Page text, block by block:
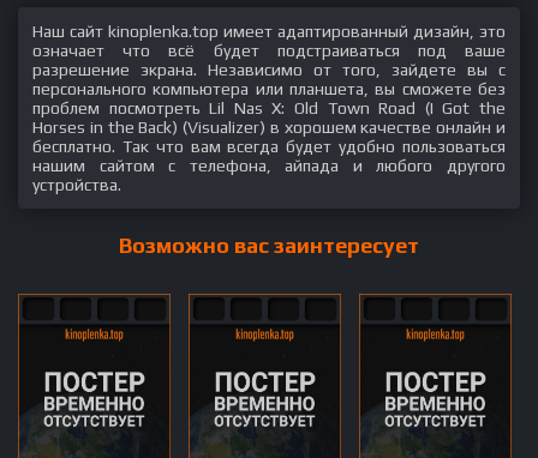
Наш сайт kinoplenka.top имеет адаптированный дизайн, это
означает что всё будет подстраиваться под ваше
разрешение экрана. Независимо от того, зайдете вы с
персонального компьютера или планшета, вы сможете без
проблем посмотреть Lil Nas X: Old Town Road (I Got the
Horses in the Back) (Visualizer) в хорошем качестве онлайн и
бесплатно. Так что вам всегда будет удобно пользоваться
нашим сайтом с телефона, айпада и любого другого
устройства.
Возможно вас заинтересует